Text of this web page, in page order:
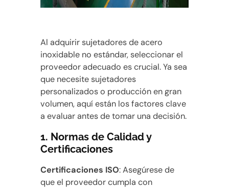
Al adquirir sujetadores de acero
inoxidable no estándar, seleccionar el
proveedor adecuado es crucial. Ya sea
que necesite sujetadores
personalizados o producción en gran
volumen, aquí están los factores clave
a evaluar antes de tomar una decisión.
1. Normas de Calidad y
Certificaciones
Certificaciones ISO: Asegúrese de
que el proveedor cumpla con